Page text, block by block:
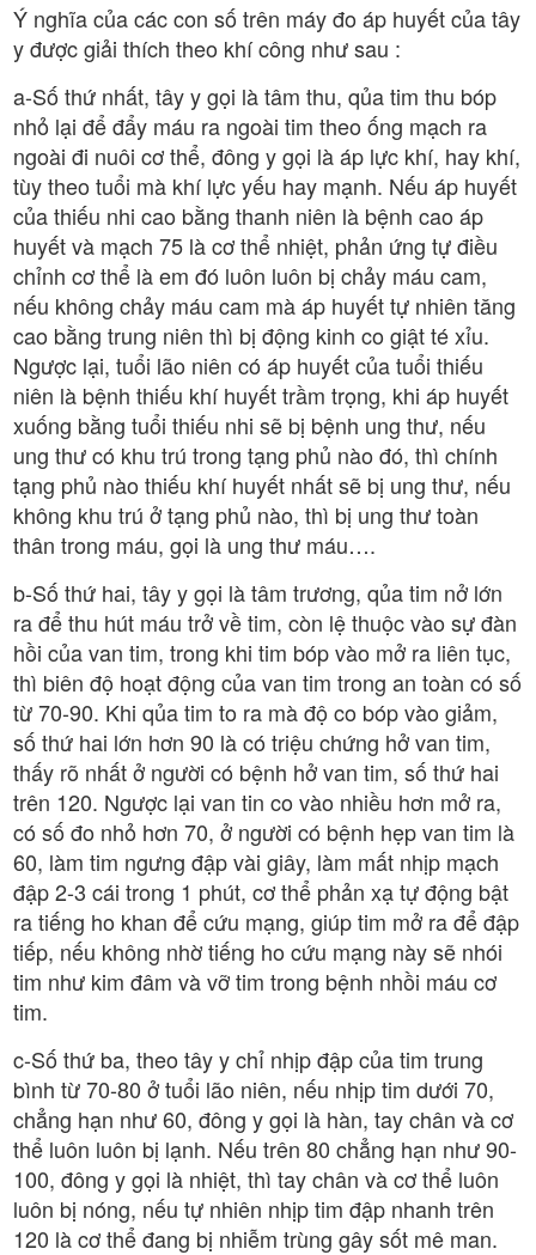
Ý nghĩa của các con số trên máy đo áp huyết của tây
y được giải thích theo khí công như sau :
a-Số thứ nhất, tây y gọi là tâm thu, qủa tim thu bóp
nhỏ lại để đẩy máu ra ngoài tim theo ống mạch ra
ngoài đi nuôi cơ thể, đông y gọi là áp lực khí, hay khí,
tùy theo tuổi mà khí lực yếu hay mạnh. Nếu áp huyết
của thiếu nhi cao bằng thanh niên là bệnh cao áp
huyết và mạch 75 là cơ thể nhiệt, phản ứng tự điều
chỉnh cơ thể là em đó luôn luôn bị chảy máu cam,
nếu không chảy máu cam mà áp huyết tự nhiên tăng
cao bằng trung niên thì bị động kinh co giật té xỉu.
Ngược lại, tuổi lão niên có áp huyết của tuổi thiếu
niên là bệnh thiếu khí huyết trầm trọng, khi áp huyết
xuống bằng tuổi thiếu nhi sẽ bị bệnh ung thư, nếu
ung thư có khu trú trong tạng phủ nào đó, thì chính
tạng phủ nào thiếu khí huyết nhất sẽ bị ung thư, nếu
không khu trú ở tạng phủ nào, thì bị ung thư toàn
thân trong máu, gọi là ung thư máu….
b-Số thứ hai, tây y gọi là tâm trương, qủa tim nở lớn
ra để thu hút máu trở về tim, còn lệ thuộc vào sự đàn
hồi của van tim, trong khi tim bóp vào mở ra liên tục,
thì biên độ hoạt động của van tim trong an toàn có số
từ 70-90. Khi qủa tim to ra mà độ co bóp vào giảm,
số thứ hai lớn hơn 90 là có triệu chứng hở van tim,
thấy rõ nhất ở người có bệnh hở van tim, số thứ hai
trên 120. Ngược lại van tin co vào nhiều hơn mở ra,
có số đo nhỏ hơn 70, ở người có bệnh hẹp van tim là
60, làm tim ngưng đập vài giây, làm mất nhịp mạch
đập 2-3 cái trong 1 phút, cơ thể phản xạ tự động bật
ra tiếng ho khan để cứu mạng, giúp tim mở ra để đập
tiếp, nếu không nhờ tiếng ho cứu mạng này sẽ nhói
tim như kim đâm và vỡ tim trong bệnh nhồi máu cơ
tim.
c-Số thứ ba, theo tây y chỉ nhịp đập của tim trung
bình từ 70-80 ở tuổi lão niên, nếu nhịp tim dưới 70,
chẳng hạn như 60, đông y gọi là hàn, tay chân và cơ
thể luôn luôn bị lạnh. Nếu trên 80 chẳng hạn như 90-
100, đông y gọi là nhiệt, thì tay chân và cơ thể luôn
luôn bị nóng, nếu tự nhiên nhịp tim đập nhanh trên
120 là cơ thể đang bị nhiễm trùng gây sốt mê man.